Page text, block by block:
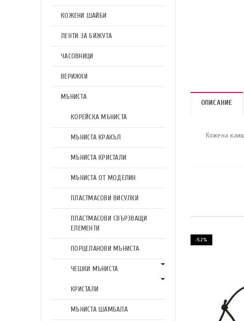
КОЖЕНИ ШАЙБИ
ЛЕНТИ ЗА БИЖУТА
ЧАСОВНИЦИ
ВЕРИЖКИ
МЪНИСТА
КОРЕЙСКА МЪНИСТА
МЪНИСТА КРАКЪЛ
МЪНИСТА КРИСТАЛИ
МЪНИСТА ОТ МОДЕЛИН
ПЛАСТМАСОВИ ВИСУЛКИ
ПЛАСТМАСОВИ СВЪРЗВАЩИ
ЕЛЕМЕНТИ
ПОРЦЕЛАНОВИ МЪНИСТА
ЧЕШКИ МЪНИСТА
КРИСТАЛИ
МЪНИСТА ШАМБАЛА
ОПИСАНИЕ
Кожена
-52%